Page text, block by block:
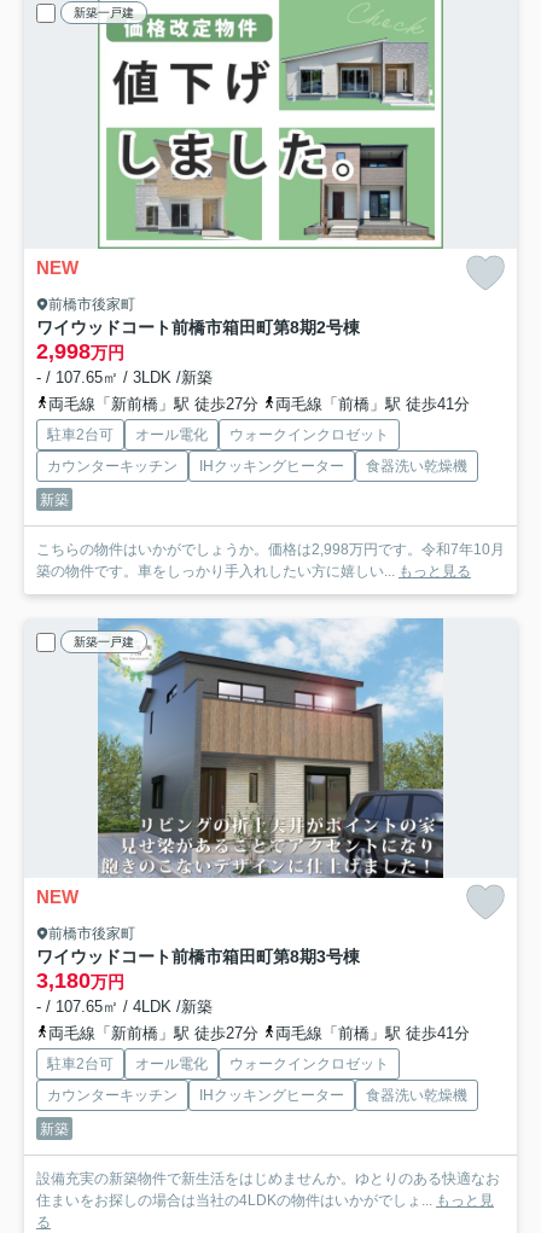
新築一戸建
NEW
前橋市後家町
ワイウッドコート前橋市箱田町第8期2号棟
2,998万円
- / 107.65㎡ / 3LDK /新築
両毛線「新前橋」駅 徒歩27分
両毛線「前橋」駅 徒歩41分
駐車2台可 オール電化
ウォークインクロゼット
カウンターキッチン
IHクッキングヒーター
食器洗い乾燥機
新築
こちらの物件はいかがでしょうか。価格は2,998万円です。令和7年10月
築の物件です。車をしっかり手入れしたい方に嬉しい... もっと見る
新築一戸建
NEW
前橋市後家町
ワイウッドコート前橋市箱田町第8期3号棟
3,180万円
- / 107.65㎡ / 4LDK /新築
両毛線「新前橋」駅 徒歩27分
両毛線「前橋」駅 徒歩41分
駐車2台可 オール電化
ウォークインクロゼット
カウンターキッチン
IHクッキングヒーター
食器洗い乾燥機
新築
設備充実の新築物件で新生活をはじめませんか。ゆとりのある快適なお
住まいをお探しの場合は当社の4LDKの物件はいかがでしょ... もっと見
る